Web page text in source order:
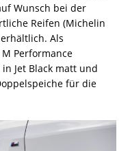
Wunsch bei der
Reifen (Michelin
Als
Performance
Jet Black matt und
für die